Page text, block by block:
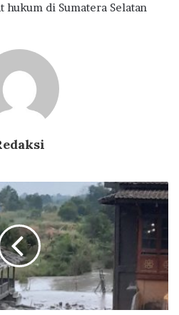
hukum di Sumatera Selatan